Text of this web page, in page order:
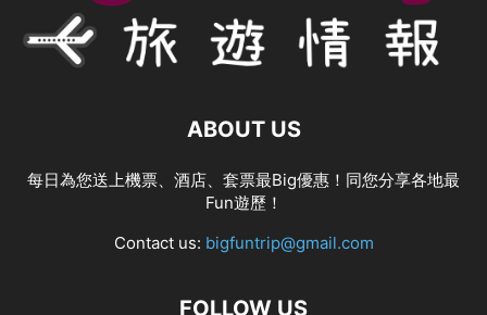
ABOUT US
每日為您送上機票、酒店、套票最Big優惠！同您分享各地最
Fun遊歷！
Contact us: bigfuntrip@gmail.com
FOLLOW US